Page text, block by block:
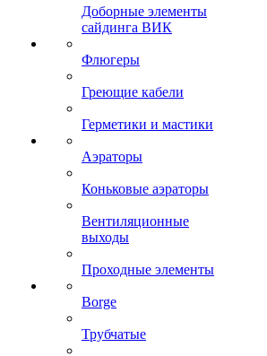
Доборные элементы
сайдинга ВИК
Флюгеры
Греющие кабели
Герметики и мастики
Аэраторы
Коньковые аэраторы
Вентиляционные
выходы
Проходные элементы
Borge
Трубчатые